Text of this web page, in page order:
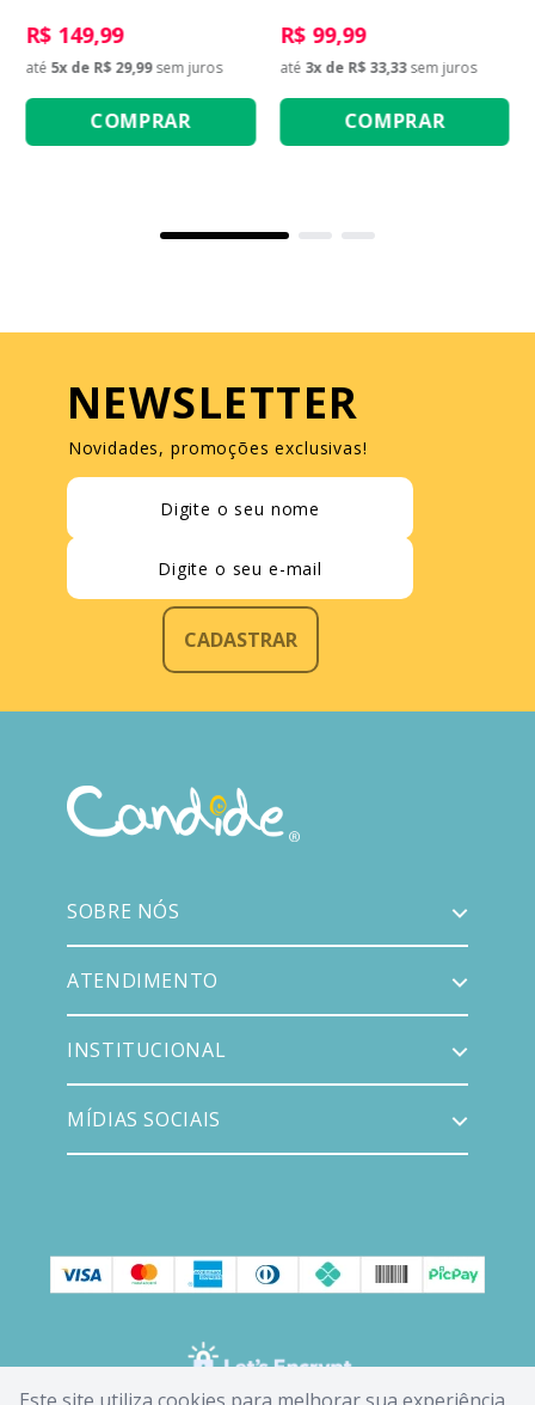
R$ 149,99
até 5x de R$ 29,99 sem juros
COMPRAR
R$ 99,99
até 3x de R$ 33,33 sem juros
COMPRAR
NEWSLETTER
Novidades, promoções exclusivas!
CADASTRAR
SOBRE NÓS
ATENDIMENTO
INSTITUCIONAL
MÍDIAS SOCIAIS